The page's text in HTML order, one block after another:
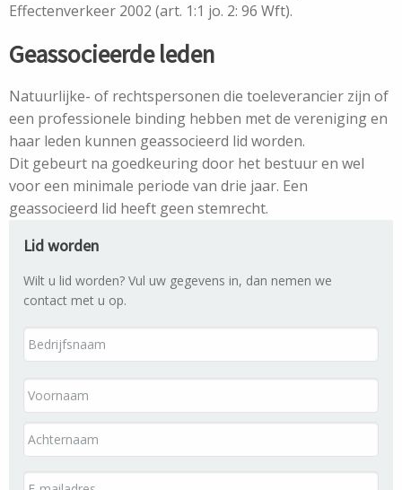
Effectenverkeer 2002 (art. 1:1 jo. 2: 96 Wft).
Geassocieerde leden
Natuurlijke- of rechtspersonen die toeleverancier zijn of
een professionele binding hebben met de vereniging en
haar leden kunnen geassocieerd lid worden.
Dit gebeurt na goedkeuring door het bestuur en wel
voor een minimale periode van drie jaar. Een
geassocieerd lid heeft geen stemrecht.
Lid worden
Wilt u lid worden? Vul uw gegevens in, dan nemen we
contact met u op.